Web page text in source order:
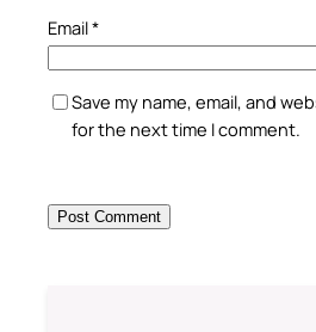
Email*
Save my name, email, and
for the next time I comment.